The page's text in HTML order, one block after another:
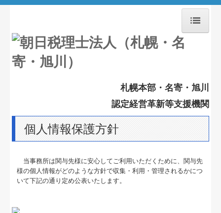
ホーム
採用情報
事務所紹介
業務案内
札幌本部・名寄・旭川
認定経営革新等支援機関
個人情報保護方針
当事務所は関与先様に安心してご利用いただくために、関与先
様の個人情報がどのような方針で収集・利用・管理されるかにつ
いて下記の通り定め公表いたします。